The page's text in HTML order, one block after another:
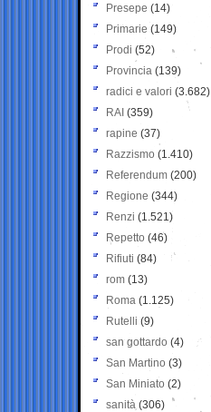
Presepe (14)
Primarie (149)
Prodi (52)
Provincia (139)
radici e valori (3.682)
RAI (359)
rapine (37)
Razzismo (1.410)
Referendum (200)
Regione (344)
Renzi (1.521)
Repetto (46)
Rifiuti (84)
rom (13)
Roma (1.125)
Rutelli (9)
san gottardo (4)
San Martino (3)
San Miniato (2)
sanità (306)